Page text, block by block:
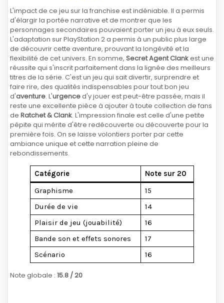
L'impact de ce jeu sur la franchise est indéniable. Il a permis
d'élargir la portée narrative et de montrer que les
personnages secondaires pouvaient porter un jeu à eux seuls.
L'adaptation sur PlayStation 2 a permis à un public plus large
de découvrir cette aventure, prouvant la longévité et la
flexibilité de cet univers. En somme, Secret Agent Clankest une
réussite qui s'inscrit parfaitement dans la lignée des meilleurs
titres de la série. C'est un jeu qui sait divertir, surprendre et
faire rire, des qualités indispensables pour tout bon jeu
d'aventure. L'urgenced'y jouer est peut-être passée, mais il
reste une excellente pièce à ajouter à toute collection de fans
de Ratchet & Clank. L'impression finale est celle d'une petite
pépite qui mérite d'être redécouverte ou découverte pour la
première fois. On se laisse volontiers porter par cette
ambiance unique et cette narration pleine de
rebondissements.
Catégorie
Note sur 20
Graphisme
15
Durée de vie
14
Plaisir de jeu (jouabilité)
16
Bande son et effets sonores
17
Scénario
16
Note globale : 15.8 / 20